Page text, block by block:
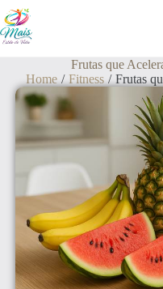
Frutas que
Home / Fitness / Frutas